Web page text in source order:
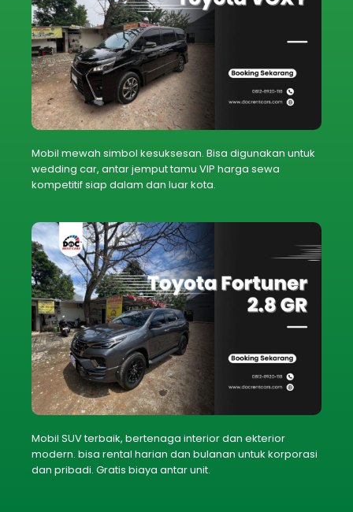
Mobil mewah simbol kesuksesan. Bisa digunakan untuk
wedding car, antar jemput tamu VIP harga sewa
kompetitif siap dalam dan luar kota.
Mobil SUV terbaik, bertenaga interior dan ekterior
modern. bisa rental harian dan bulanan untuk korporasi
dan pribadi. Gratis biaya antar unit.